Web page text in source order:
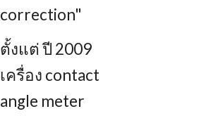
correction"
ตั้งแต่ ปี 2009
เครื่อง contact
angle meter